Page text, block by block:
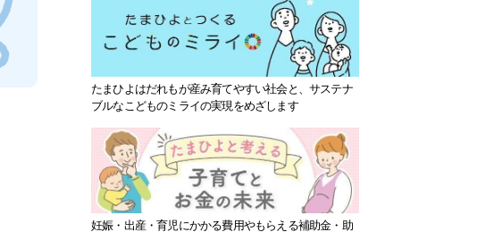
たまひよはだれもが産み育てやすい社会と、サステナ
ブルなこどものミライの実現をめざします
妊娠・出産・育児にかかる費用やもらえる補助金・助